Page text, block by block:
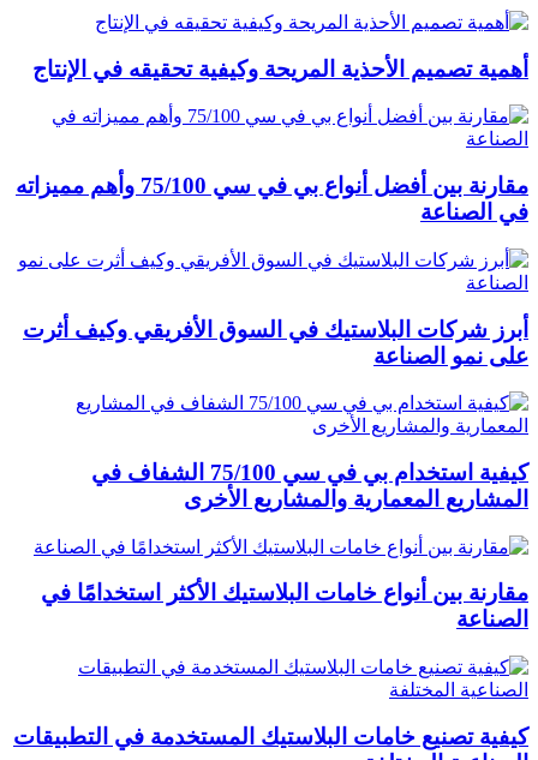
أهمية تصميم الأحذية المريحة وكيفية تحقيقه في الإنتاج
مقارنة بين أفضل أنواع بي في سي 75/100 وأهم مميزاته
في الصناعة
أبرز شركات البلاستيك في السوق الأفريقي وكيف أثرت
على نمو الصناعة
كيفية استخدام بي في سي 75/100 الشفاف في
المشاريع المعمارية والمشاريع الأخرى
مقارنة بين أنواع خامات البلاستيك الأكثر استخدامًا في
الصناعة
كيفية تصنيع خامات البلاستيك المستخدمة في التطبيقات